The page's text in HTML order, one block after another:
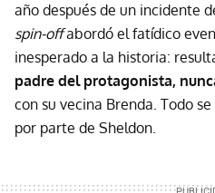
año después de un incidente
spin-offabordó el fatídico
inesperado a la historia:
padre del protagonista,
con su vecina Brenda. Todo
por parte de Sheldon.